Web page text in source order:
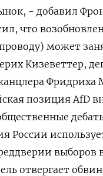
- добавил
что
может
Кизеветтер,
Фридриха
позиция AfD
России
выборов
отвергает